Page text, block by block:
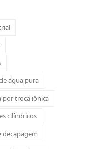
água pura
por troca iônica
cilíndricos
decapagem